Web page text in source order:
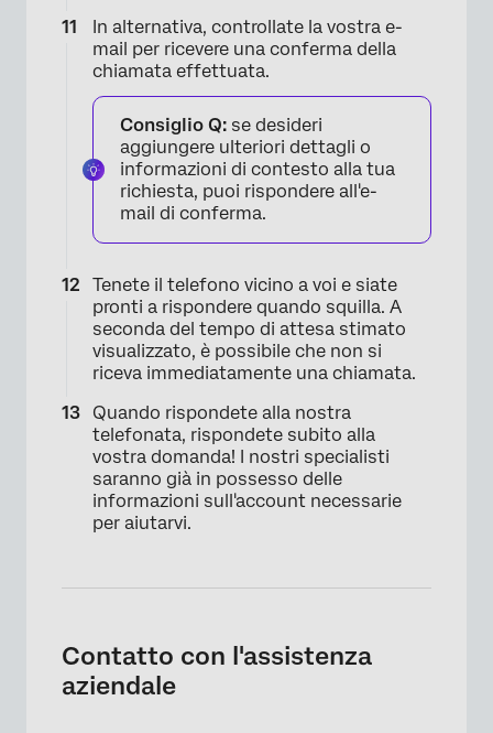
In alternativa, controllate la vostra e-
mail per ricevere una conferma della
chiamata effettuata.
Consiglio Q: se desideri
aggiungere ulteriori dettagli o
informazioni di contesto alla tua
richiesta, puoi rispondere all'e-
mail di conferma.
Tenete il telefono vicino a voi e siate
pronti a rispondere quando squilla. A
seconda del tempo di attesa stimato
visualizzato, è possibile che non si
riceva immediatamente una chiamata.
Quando rispondete alla nostra
telefonata, rispondete subito alla
vostra domanda! I nostri specialisti
saranno già in possesso delle
informazioni sull'account necessarie
per aiutarvi.
Contatto con l'assistenza
aziendale